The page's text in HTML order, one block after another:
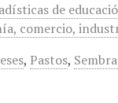
de
comercio,
, Pastos,